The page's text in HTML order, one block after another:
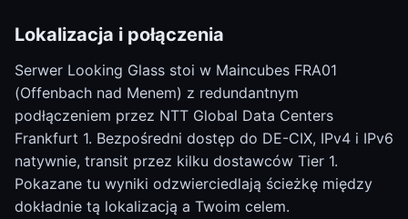
Lokalizacja i połączenia
Serwer Looking Glass stoi w Maincubes FRA01
(Offenbach nad Menem) z redundantnym
podłączeniem przez NTT Global Data Centers
Frankfurt 1. Bezpośredni dostęp do DE-CIX, IPv4 i IPv6
natywnie, transit przez kilku dostawców Tier 1.
Pokazane tu wyniki odzwierciedlają ścieżkę między
dokładnie tą lokalizacją a Twoim celem.